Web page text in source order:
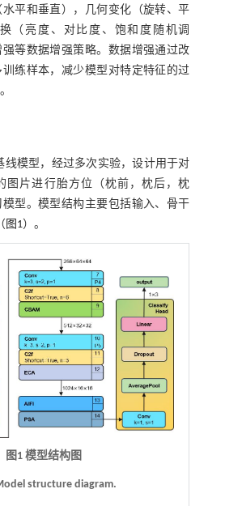
平和垂直），几何变化（旋转、平
（亮度、对比度、饱和度随机调
等数据增强策略。数据增强通过改
练样本，减少模型对特定特征的过
线模型，经过多次实验，设计用于对
图片进行胎方位（枕前，枕后，枕
型。模型结构主要包括输入、骨干
图1）。
图1 模型结构图
structure diagram.